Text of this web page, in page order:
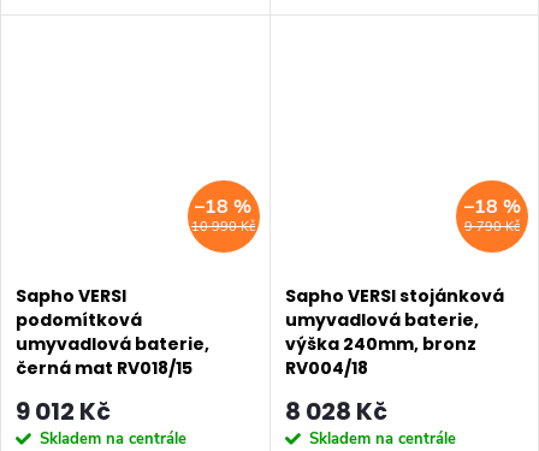
Kruhové • Instalace: Stojánková
mm • Barva: Bronz • Materiál:
10 990 Kč
–18 %
Sapho VERSI
podomítková
umyvadlová baterie,
černá mat RV018/15
9 012 Kč
Skladem na centrále
9 790 Kč
–18 %
Sapho VERSI stojánková
umyvadlová baterie,
výška 240mm, bronz
RV004/18
8 028 Kč
Skladem na centrále